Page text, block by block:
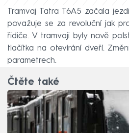
Tramvaj Tatra T6A5 začala
považuje se za revoluční jak
řidiče. V tramvaji byly nově
tlačítka na otevírání dveří.
parametrech.
Čtěte také